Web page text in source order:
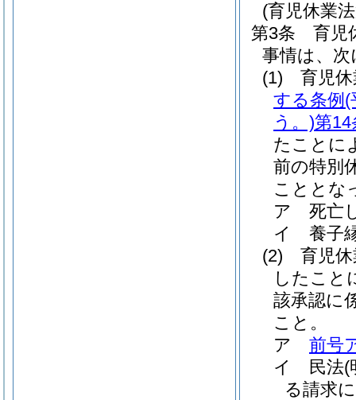
(育児休業
第3条
育児
事情は、
(1)
育児
する条例 (
う。)第14
たことに
前の特別
こととな
ア
死亡
イ
養子
(2)
育児
したこと
該承認に
こと。
ア
前号
イ
民法(
る請求